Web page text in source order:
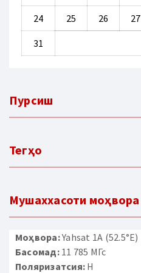
24 25 26 27
31
Пурсиш
Тегҳо
Мушаххасоти моҳвора
Моҳвора:Yahsat 1A (52.5°E)
Басомад:11 785 МГс
Поляризатсия: H